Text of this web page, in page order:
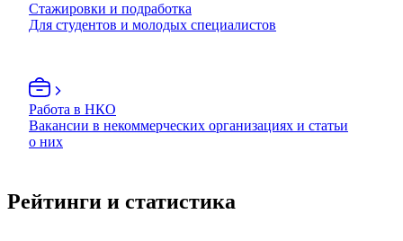
Стажировки и подработка
Для студентов и молодых специалистов
Работа в НКО
Вакансии в некоммерческих организациях и статьи
о них
Рейтинги и статистика